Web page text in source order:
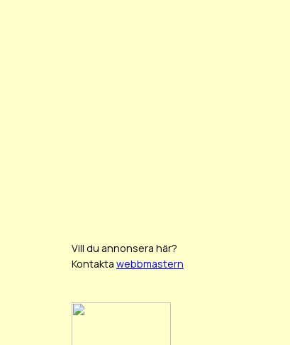
Vill du annonsera här?
Kontakta webbmastern